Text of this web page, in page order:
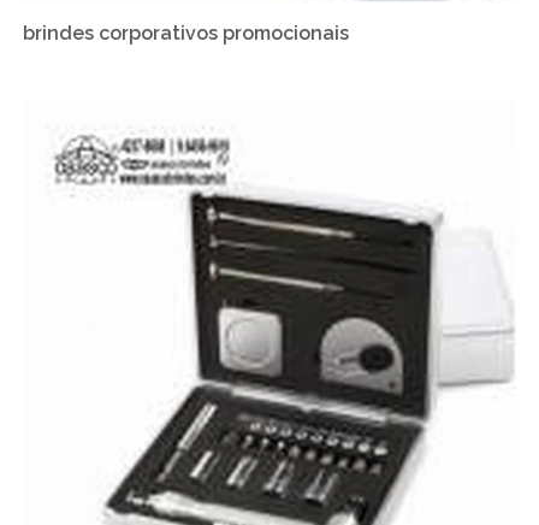
brindes corporativos promocionais